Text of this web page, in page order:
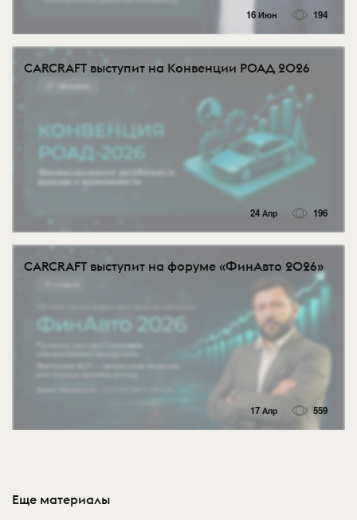
16 Июн 194
CARCRAFT выступит на Конвенции РОАД 2026
24 Апр 196
CARCRAFT выступит на форуме «ФинАвто 2026»
17 Апр 559
Еще материалы